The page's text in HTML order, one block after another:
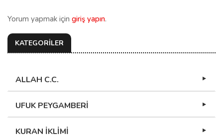
Yorum yapmak için giriş yapın.
KATEGORİLER
ALLAH C.C.
UFUK PEYGAMBERİ
KURAN İKLİMİ